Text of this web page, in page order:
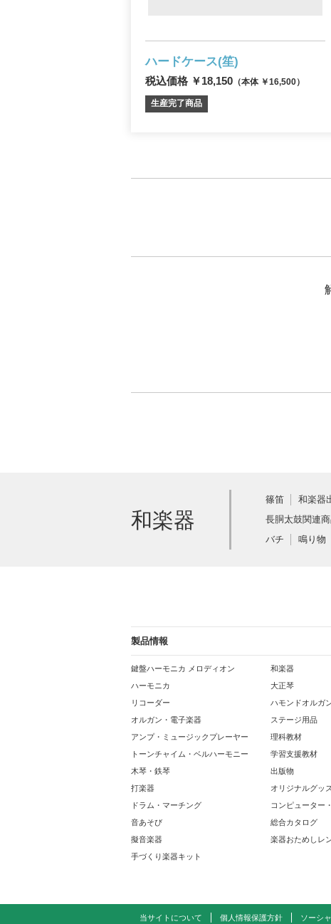
ハードケース(笙)
税込価格 ￥18,150 （本体 ￥16,500）
生産完了商品
和楽器
篠笛 和楽器
長胴太鼓関連
バチ
鳴り物
製品情報
鍵盤ハーモニカ メロディオン
ハーモニカ
リコーダー
オルガン・電子楽器
アンプ・ミュージックプレーヤー
トーンチャイム・ベルハーモニー
木琴・鉄琴
打楽器
ドラム・マーチング
音あそび
擬音楽器
手づくり楽器キット
和楽器
大正琴
ハモンドオルガ
ステージ用品
理科教材
学習支援教材
出版物
オリジナルグッ
コンピューター
総合カタログ
楽器おためしレ
当サイトについて 個人情報保護方針 ソーシ